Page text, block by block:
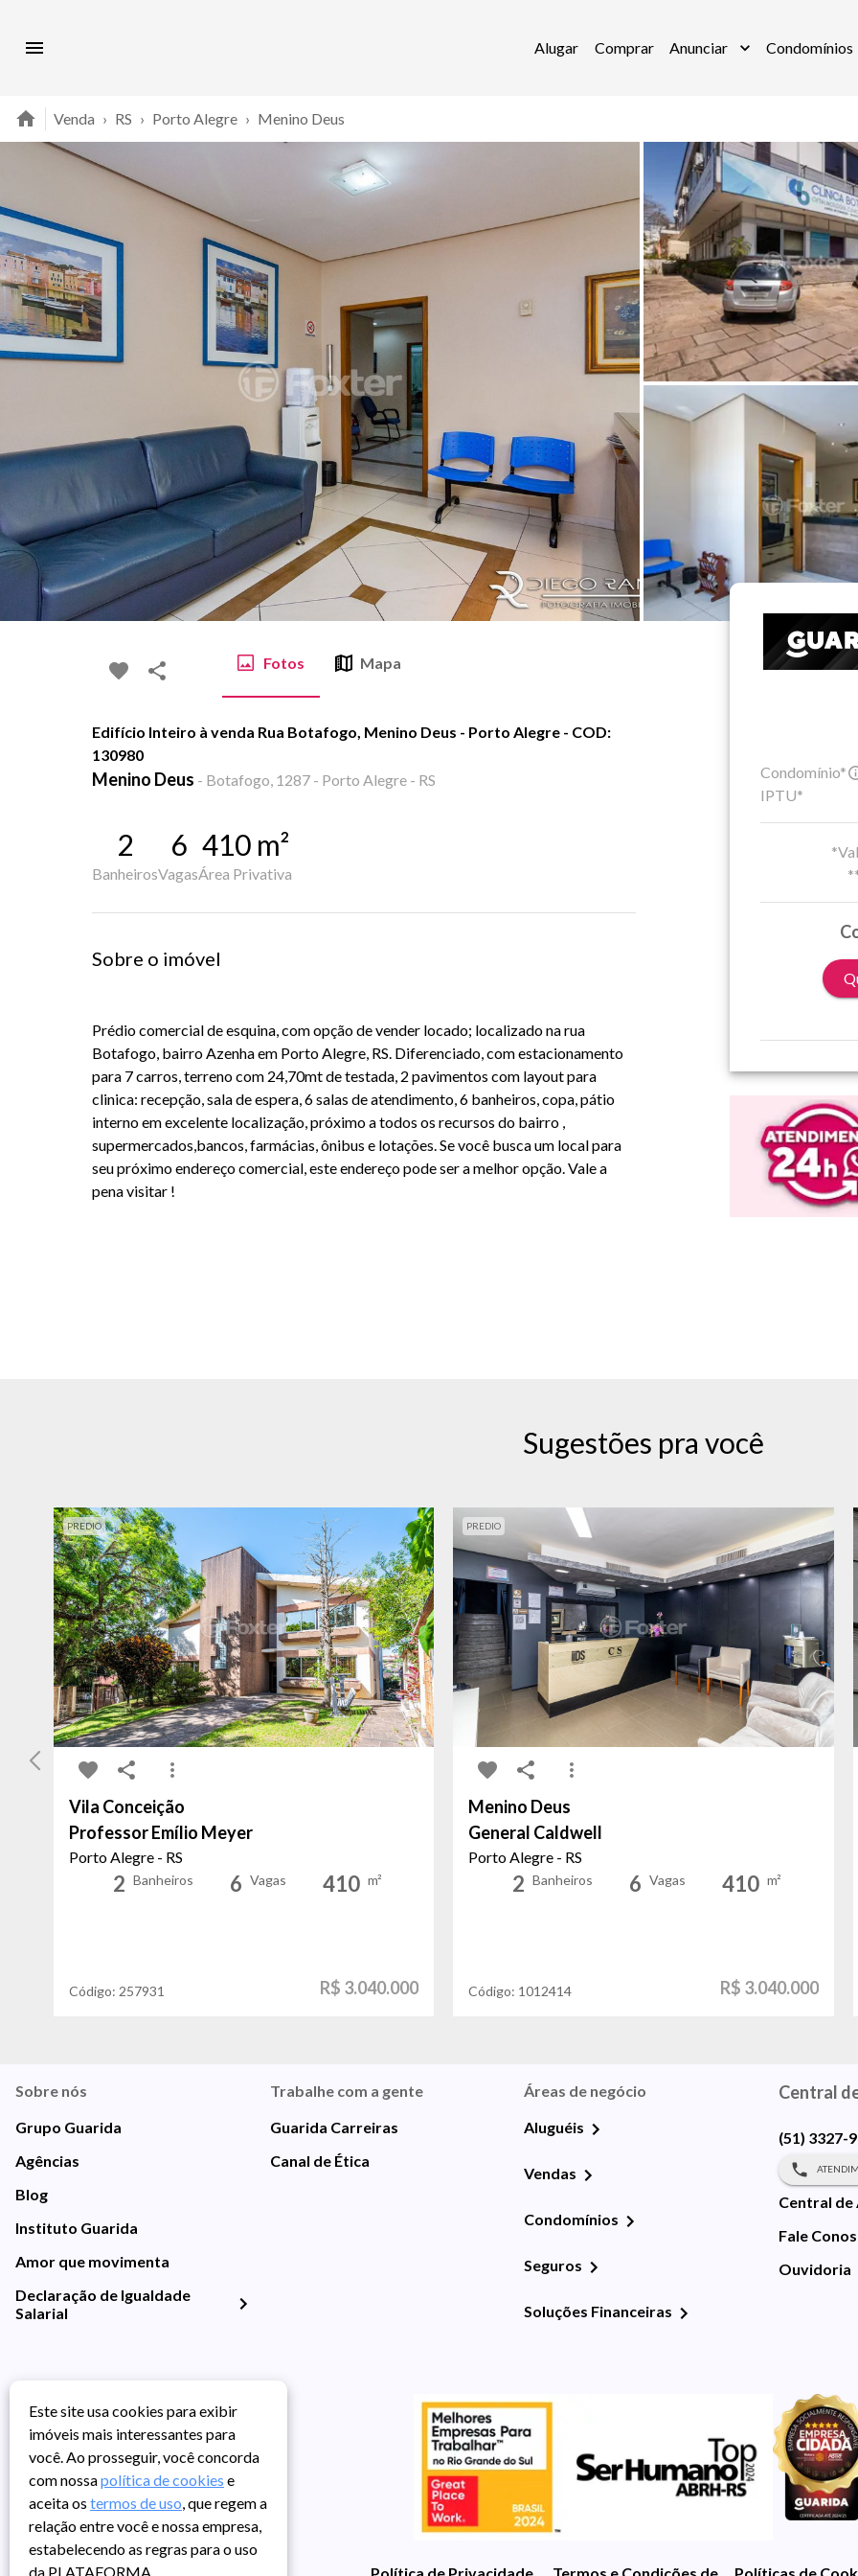
Alugar Comprar Anunciar Condomínios
Venda › RS › Porto Alegre › Menino Deus
Fotos Mapa
Edifício Inteiro à venda Rua Botafogo, Menino Deus - Porto Alegre - COD:
130980
Menino Deus - Botafogo, 1287 - Porto Alegre - RS
2
Banheiros
6
Vagas
410 m²
Área Privativa
Sobre o imóvel
Prédio comercial de esquina, com opção de vender locado; localizado na rua
Botafogo, bairro Azenha em Porto Alegre, RS. Diferenciado, com estacionamento
para 7 carros, terreno com 24,70mt de testada, 2 pavimentos com layout para
clinica: recepção, sala de espera, 6 salas de atendimento, 6 banheiros, copa, pátio
interno em excelente localização, próximo a todos os recursos do bairro ,
supermercados,bancos, farmácias, ônibus e lotações. Se você busca um local para
seu próximo endereço comercial, este endereço pode ser a melhor opção. Vale a
pena visitar !
Condomínio*
IPTU*
Sugestões pra você
PREDIO
Vila Conceição
Professor Emílio Meyer
Porto Alegre - RS
2 Banheiros 6 Vagas 410 m²
Código: 257931 R$ 3.040.000
PREDIO
Menino Deus
General Caldwell
Porto Alegre - RS
2 Banheiros 6 Vagas 410 m²
Código: 1012414 R$ 3.040.000
Sobre nós
Grupo Guarida
Agências
Blog
Instituto Guarida
Amor que movimenta
Declaração de Igualdade
Salarial
Trabalhe com a gente
Guarida Carreiras
Canal de Ética
Áreas de negócio
Aluguéis
Vendas
Condomínios
Seguros
Soluções Financeiras
Central
(51) 3327-
Central de
Fale
Ouvidoria
Política de Privacidade Termos e Condições de UsoPolíticas de
Este site usa cookies para exibir
imóveis mais interessantes para
você. Ao prosseguir, você concorda
com nossapolítica de cookies e
aceita os termos de uso, que regem a
relação entre você e nossa empresa,
estabelecendo as regras para o uso
da PLATAFORMA.